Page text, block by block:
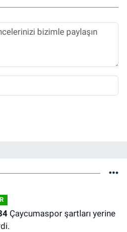
Çaycumaspor şartları yerine